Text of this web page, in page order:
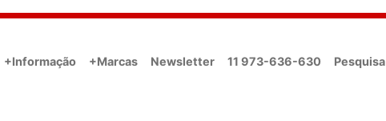
+Informação +Marcas Newsletter 11 973-636-630 Pesquisa